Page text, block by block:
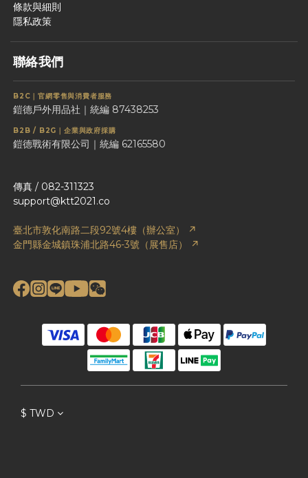
條款與細則
隱私政策
聯絡我們
B2C｜官網零售與消費者服務
鎧德戶外用品社｜統編 87438253
B2B / B2G｜企業與政府採購
鎧德戰術有限公司｜統編 62165580
傳真 / 082-311323
support@ktt2021.co
臺北市敦化南路二段92號4樓（辦公室） ↗
金門縣金城鎮珠浦北路46-3號（展售店） ↗
$ TWD